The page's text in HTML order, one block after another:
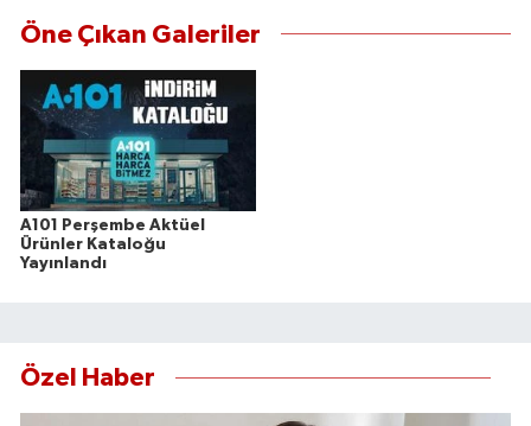
Öne Çıkan Galeriler
A101 Perşembe Aktüel
Ürünler Kataloğu
Yayınlandı
Özel Haber